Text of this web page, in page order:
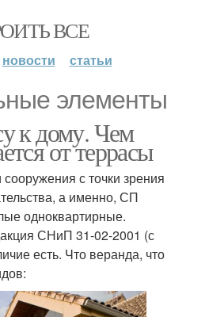
ВСЕ
новости статьи
элементы
к дому. Чем
от террасы
с точки зрения
а именно, СП
одноквартирные.
СНиП 31-02-2001 (с
есть. Что веранда, что